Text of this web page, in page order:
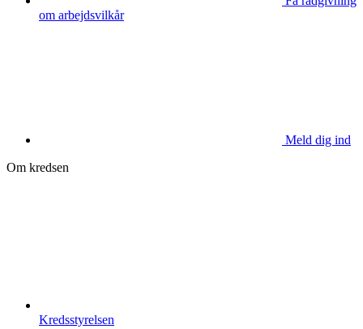
om arbejdsvilkår
Meld dig ind
Om kredsen
Kredsstyrelsen